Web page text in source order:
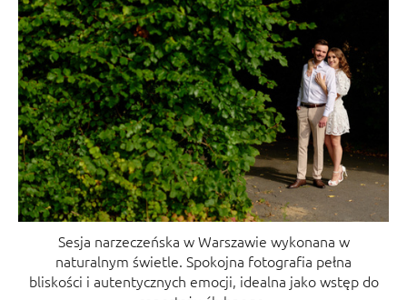
Sesja narzeczeńska w Warszawie wykonana w
naturalnym świetle. Spokojna fotografia pełna
bliskości i autentycznych emocji, idealna jako wstęp do